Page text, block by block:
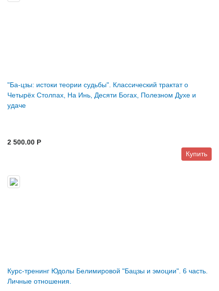
"Ба-цзы: истоки теории судьбы". Классический трактат о
Четырёх Столпах, На Инь, Десяти Богах, Полезном Духе и
удаче
2 500.00 P
Купить
Курс-тренинг Юдолы Белимировой "Бацзы и эмоции". 6 часть.
Личные отношения.